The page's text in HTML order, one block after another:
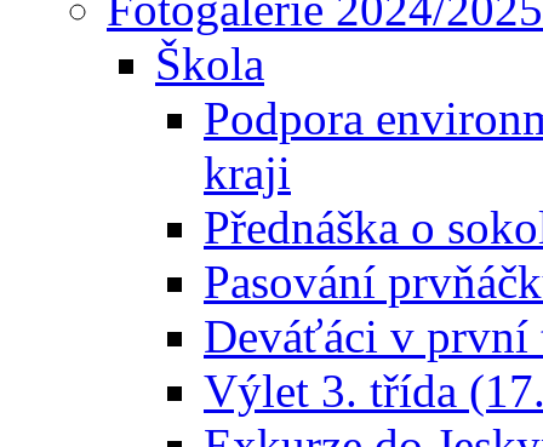
Škola
Podpora
kraji
Přednáška o
Pasování
Deváťáci v první
Výlet 3. třída